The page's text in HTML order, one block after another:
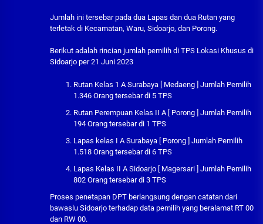
Jumlah ini tersebar pada dua Lapas dan dua Rutan yang
terletak di Kecamatan, Waru, Sidoarjo, dan Porong.
Berikut adalah rincian jumlah pemilih di TPS Lokasi Khusus di
Sidoarjo per 21 Juni 2023
Rutan Kelas 1 A Surabaya [ Medaeng ] Jumlah Pemilih
1.346 Orang tersebar di 5 TPS
Rutan Perempuan Kelas II A [ Porong ] Jumlah Pemilih
194 Orang tersebar di 1 TPS
Lapas kelas I A Surabaya [ Porong ] Jumlah Pemilih
1.518 Orang tersebar di 6 TPS
Lapas Kelas II A Sidoarjo [ Magersari ] Jumlah Pemilih
802 Orang tersebar di 3 TPS
Proses penetapan DPT berlangsung dengan catatan dari
bawaslu Sidoarjo terhadap data pemilih yang beralamat RT 00
dan RW 00.